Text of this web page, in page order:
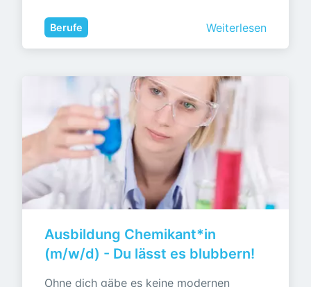
Berufe Weiterlesen
Ausbildung Chemikant*in
(m/w/d) - Du lässt es blubbern!
Ohne dich gäbe es keine modernen